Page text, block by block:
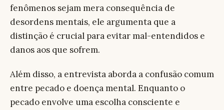
fenômenos sejam mera consequência de
desordens mentais, ele argumenta que a
distinção é crucial para evitar mal-entendidos e
danos aos que sofrem.
Além disso, a entrevista aborda a confusão comum
entre pecado e doença mental. Enquanto o
pecado envolve uma escolha consciente e